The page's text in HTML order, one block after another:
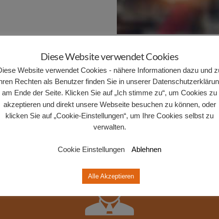
UNSERE LEISTUNGEN
Diese Website verwendet Cookies
Website verwendet Cookies - nähere Informationen dazu und
Rechten als Benutzer finden Sie in unserer
am Ende der Seite. Klicken Sie auf „Ich stimme zu“, um Cookies zu
akzeptieren und direkt unsere Webseite besuchen zu können, oder
klicken Sie auf „Cookie-Einstellungen“, um Ihre Cookies selbst zu
verwalten.
Cookie Einstellungen Ablehnen
Alle Akzeptieren